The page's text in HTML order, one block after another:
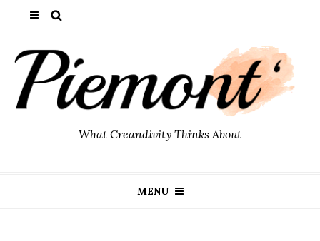
What Creandivity Thinks About
MENU